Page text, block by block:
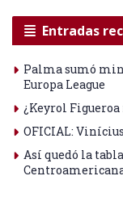
Entradas
Palma sumó
Europa League
¿Keyrol
OFICIAL:
Así quedó la